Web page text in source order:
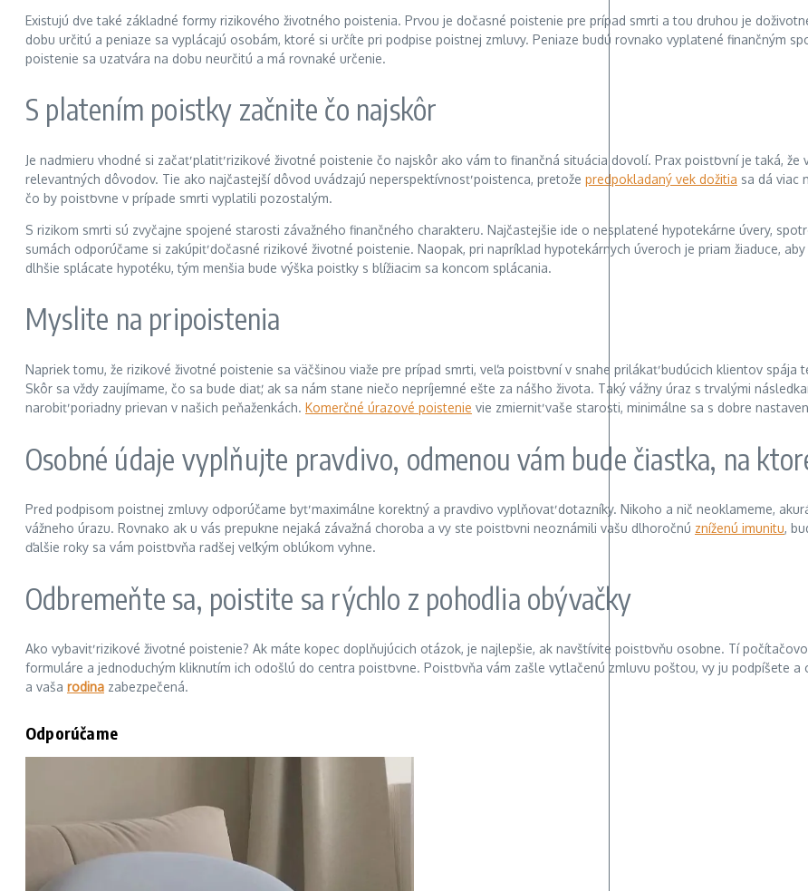
Existujú dve také základné formy rizikového životného poistenia. Prvou je dočasné poistenie pre prípad smrti a tou druhou je
dobu určitú a peniaze sa vyplácajú osobám, ktoré si určíte pri podpise poistnej zmluvy. Peniaze budú rovnako vyplatené finančným
poistenie sa uzatvára na dobu neurčitú a má rovnaké určenie.
S platením poistky začnite čo najskôr
Je nadmieru vhodné si začať platiť rizikové životné poistenie čo najskôr ako vám to finančná situácia dovolí. Prax poisťovní je taká,
relevantných dôvodov. Tie ako najčastejší dôvod uvádzajú neperspektívnosť poistenca, pretože predpokladaný vek dožitia sa dá viac
čo by poisťovne v prípade smrti vyplatili pozostalým.
S rizikom smrti sú zvyčajne spojené starosti závažného finančného charakteru. Najčastejšie ide o nesplatené hypotekárne úvery,
sumách odporúčame si zakúpiť dočasné rizikové životné poistenie. Naopak, pri napríklad hypotekárnych úveroch je priam žiaduce,
dlhšie splácate hypotéku, tým menšia bude výška poistky s blížiacim sa koncom splácania.
Myslite na pripoistenia
Napriek tomu, že rizikové životné poistenie sa väčšinou viaže pre prípad smrti, veľa poisťovní v snahe prilákať budúcich klientov
Skôr sa vždy zaujímame, čo sa bude diať, ak sa nám stane niečo nepríjemné ešte za nášho života. Taký vážny úraz s trvalými
narobiť poriadny prievan v našich peňaženkách. Komerčné úrazové poistenie vie zmierniť vaše starosti, minimálne sa s dobre
Osobné údaje vyplňujte pravdivo, odmenou vám bude čiastka, na
Pred podpisom poistnej zmluvy odporúčame byť maximálne korektný a pravdivo vyplňovať dotazníky. Nikoho a nič neoklameme,
vážneho úrazu. Rovnako ak u vás prepukne nejaká závažná choroba a vy ste poisťovni neoznámili vašu dlhoročnú zníženú imunitu,
ďalšie roky sa vám poisťovňa radšej veľkým oblúkom vyhne.
Odbremeňte sa, poistite sa rýchlo z pohodlia obývačky
Ako vybaviť rizikové životné poistenie? Ak máte kopec doplňujúcich otázok, je najlepšie, ak navštívite poisťovňu osobne. Tí
formuláre a jednoduchým kliknutím ich odošlú do centra poisťovne. Poisťovňa vám zašle vytlačenú zmluvu poštou, vy ju podpíšete
a vaša rodina zabezpečená.
Odporúčame